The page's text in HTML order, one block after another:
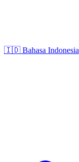
🇮🇩 Bahasa Indonesia